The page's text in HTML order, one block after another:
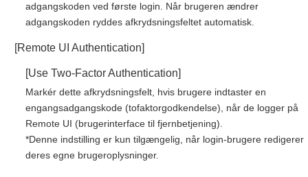
adgangskoden ved første login. Når brugeren ændrer
adgangskoden ryddes afkrydsningsfeltet automatisk.
[Remote UI Authentication]
[Use Two-Factor Authentication]
Markér dette afkrydsningsfelt, hvis brugere indtaster en
engangsadgangskode (tofaktorgodkendelse), når de logger på
Remote UI (brugerinterface til fjernbetjening).
*Denne indstilling er kun tilgængelig, når login-brugere redigerer
deres egne brugeroplysninger.